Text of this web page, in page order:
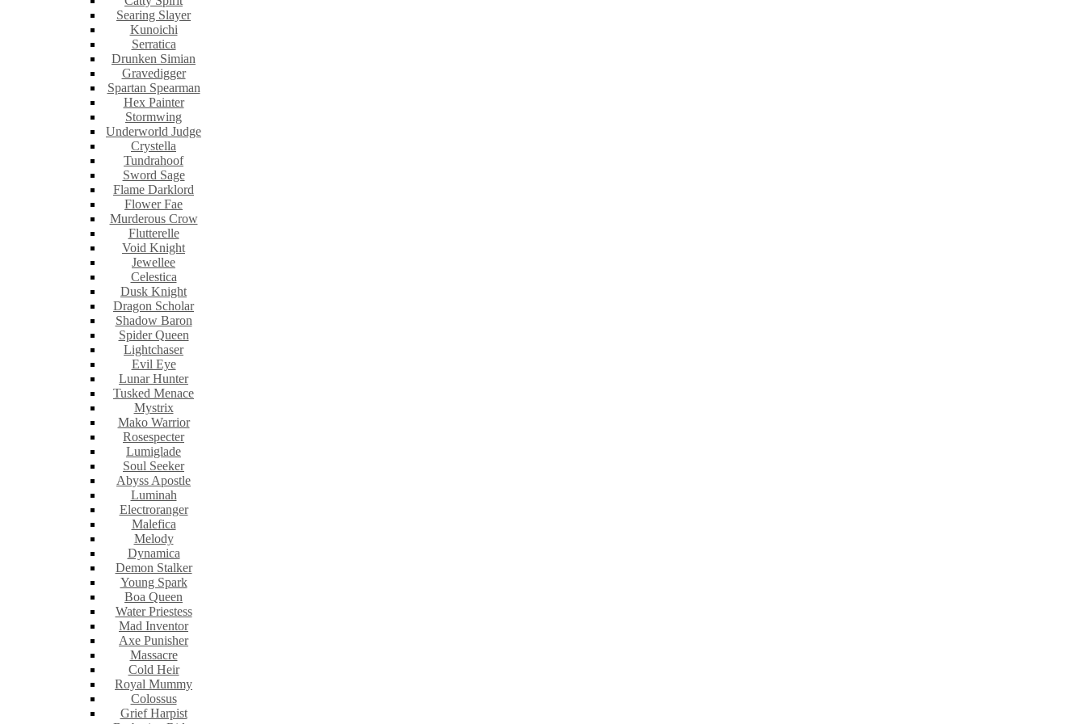
Searing Slayer
Kunoichi
Serratica
Drunken Simian
Gravedigger
Spartan Spearman
Hex Painter
Stormwing
Underworld Judge
Crystella
Tundrahoof
Sword Sage
Flame Darklord
Flower Fae
Murderous Crow
Flutterelle
Void Knight
Jewellee
Celestica
Dusk Knight
Dragon Scholar
Shadow Baron
Spider Queen
Lightchaser
Evil Eye
Lunar Hunter
Tusked Menace
Mystrix
Mako Warrior
Rosespecter
Lumiglade
Soul Seeker
Abyss Apostle
Luminah
Electroranger
Malefica
Melody
Dynamica
Demon Stalker
Young Spark
Boa Queen
Water Priestess
Mad Inventor
Axe Punisher
Massacre
Cold Heir
Royal Mummy
Colossus
Grief Harpist